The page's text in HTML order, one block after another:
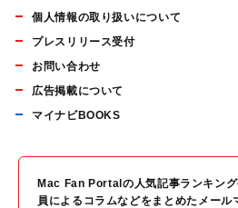
個人情報の取り扱いについて
プレスリリース受付
お問い合わせ
広告掲載について
マイナビBOOKS
Mac Fan Portalの人気記事ランキン
員によるコラムなどをまとめたメール